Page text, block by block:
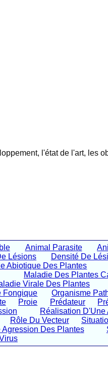
l'état de l'art, les
Animal Parasite
Lésions Densité De
Abiotique Des Plantes
Maladie Des Plantes
Virale Des Plantes
Fongique Organisme
Proie Prédateur
Réalisation
Rôle Du Vecteur
Des Plantes